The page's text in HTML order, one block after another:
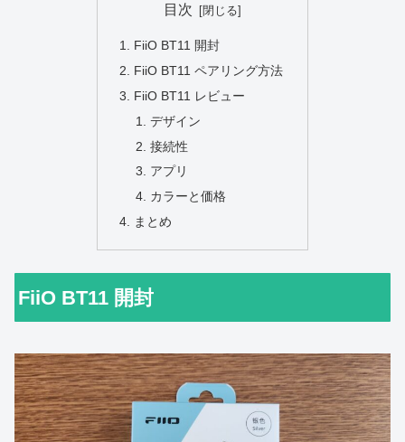
目次
FiiO BT11 開封
FiiO BT11 ペアリング方法
FiiO BT11 レビュー
デザイン
接続性
アプリ
カラーと価格
まとめ
FiiO BT11 開封